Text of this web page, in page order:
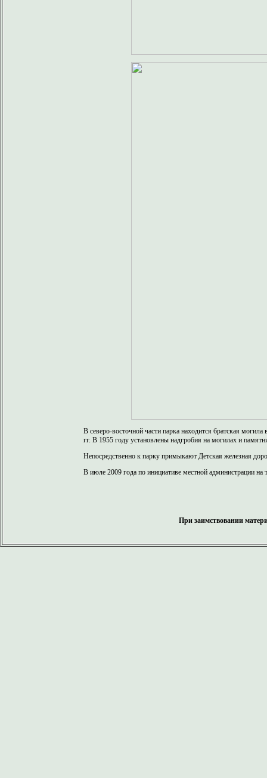
В северо-восточной части парка находится братская
гг. В 1955 году установлены надгробия на могилах и
Непосредственно к парку примыкают Детская железная
В июле 2009 года по инициативе местной администрации на
При заимствовании